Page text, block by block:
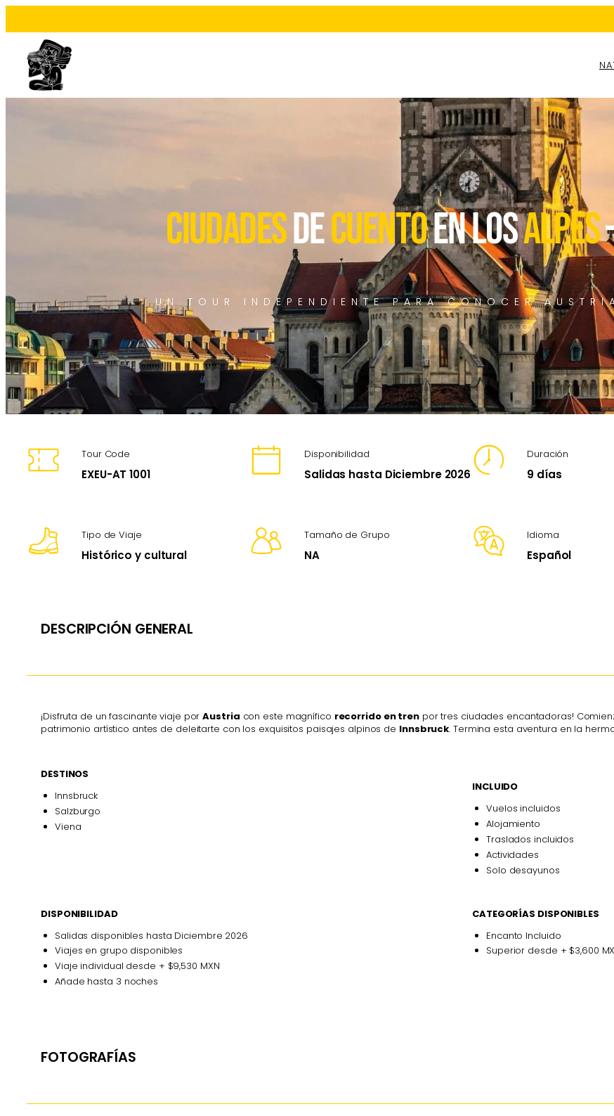
ciudadesdecuentoen losalpes
UN TOUR INDEPENDIENTE PARA CONOCER
Tour Code
EXEU-AT 1001
Disponibilidad
Salidas hasta Diciembre 2026
Duración
9 días
Tipo de Viaje
Histórico y cultural
Tamaño de Grupo
NA
Idioma
Español
DESCRIPCIÓN GENERAL
¡Disfruta de un fascinante viaje porAustria con este magnífico recorrido en trenpor tres ciudades encantadoras!
patrimonio artístico antes de deleitarte con los exquisitos paisajes alpinos de Innsbruck. Termina esta aventura en la
DESTINOS
Innsbruck
Salzburgo
Viena
INCLUIDO
Vuelos incluidos
Alojamiento
Traslados incluidos
Actividades
Solo desayunos
DISPONIBILIDAD
Salidas disponibles hasta Diciembre 2026
Viajes en grupo disponibles
Viaje individual desde + $9,530 MXN
Añade hasta 3 noches
CATEGORÍAS DISPONIBLES
Encanto Incluido
Superior desde + $3,600
FOTOGRAFÍAS